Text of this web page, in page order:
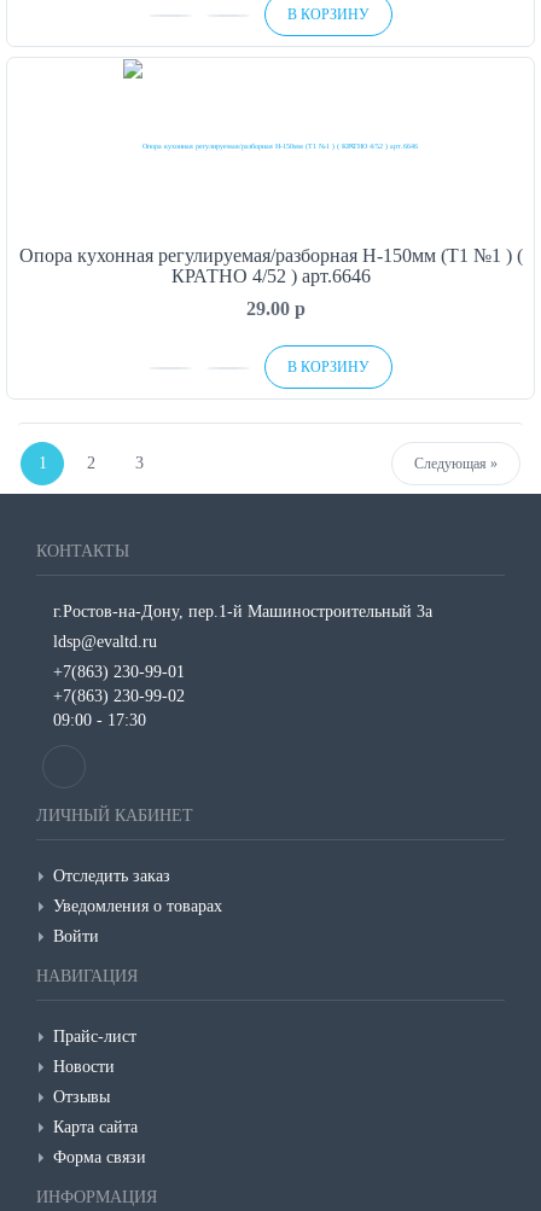
В КОРЗИНУ
Опора кухонная регулируемая/разборная H-150мм (Т1 №1 ) (
КРАТНО 4/52 ) арт.6646
29.00 p
В КОРЗИНУ
1 2 3 Следующая »Next
КОНТАКТЫ
г.Ростов-на-Дону, пер.1-й Машиностроительный 3а
ldsp@evaltd.ru
+7(863) 230-99-01
+7(863) 230-99-02
09:00 - 17:30
ЛИЧНЫЙ КАБИНЕТ
Отследить заказ
Уведомления о товарах
Войти
НАВИГАЦИЯ
Прайс-лист
Новости
Отзывы
Карта сайта
Форма связи
ИНФОРМАЦИЯ